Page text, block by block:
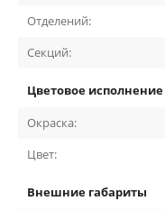
Отделений:
Секций:
Цветовое исполнение
Окраска:
Цвет:
Внешние габариты